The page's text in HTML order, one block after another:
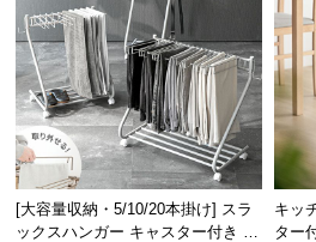
セ
ル
に
つ
い
保
[大容量収納・5/10/20本掛け] スラ
ックスハンガー キャスター付き 出
キッ
ター